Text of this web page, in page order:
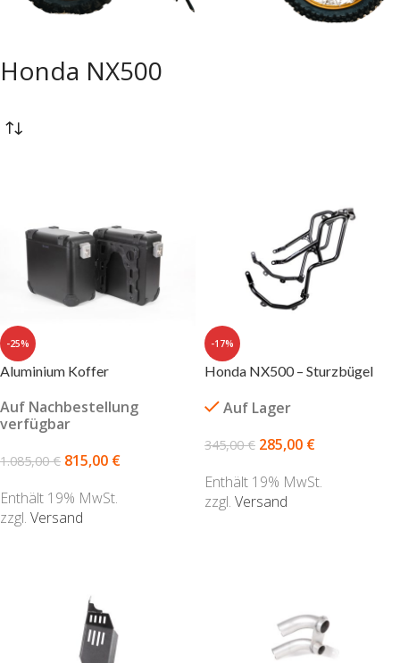
Honda NX500
-25%
Aluminium Koffer
Auf Nachbestellung
verfügbar
1.085,00€ 815,00 €
Enthält 19% MwSt.
zzgl. Versand
-17%
Honda NX500 – Sturzbügel
Auf Lager
345,00€ 285,00 €
Enthält 19% MwSt.
zzgl. Versand